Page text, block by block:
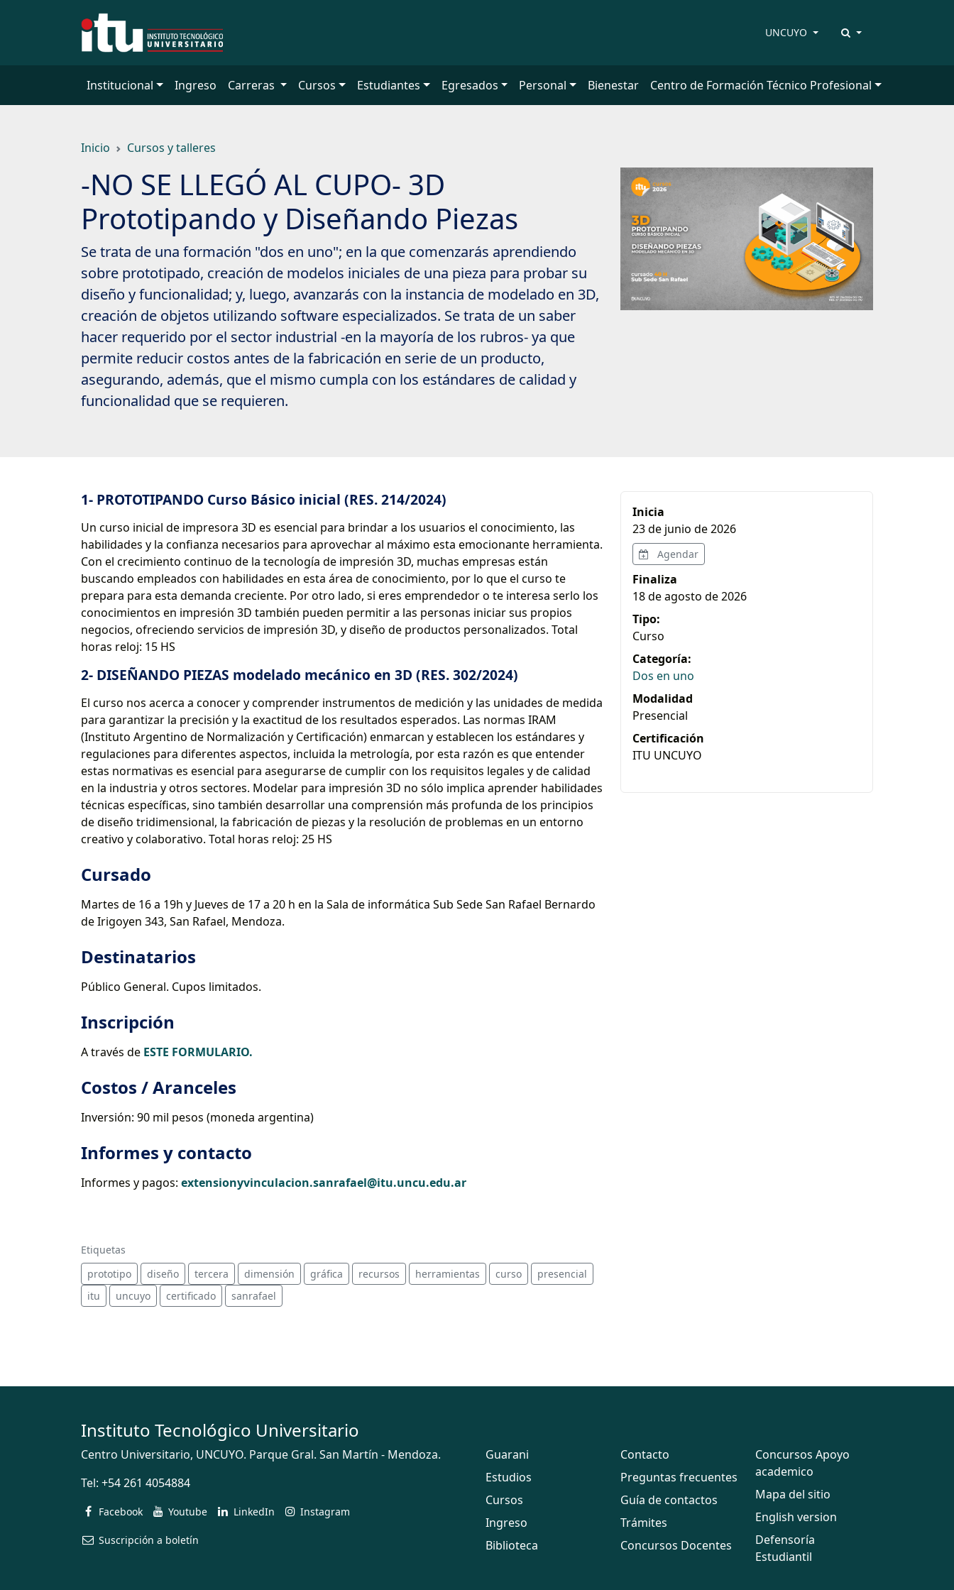
UNCUYO
Institucional Ingreso Carreras Cursos Estudiantes Egresados Personal Bienestar Centro de Formación Técnico Profesional
Inicio Cursos y talleres
-NO SE LLEGÓ AL CUPO- 3D
Prototipando y Diseñando Piezas
Se trata de una formación "dos en uno"; en la que comenzarás aprendiendo
sobre prototipado, creación de modelos iniciales de una pieza para probar su
diseño y funcionalidad; y, luego, avanzarás con la instancia de modelado en 3D,
creación de objetos utilizando software especializados. Se trata de un saber
hacer requerido por el sector industrial -en la mayoría de los rubros- ya que
permite reducir costos antes de la fabricación en serie de un producto,
asegurando, además, que el mismo cumpla con los estándares de calidad y
funcionalidad que se requieren.
1- PROTOTIPANDO Curso Básico inicial (RES. 214/2024)
Un curso inicial de impresora 3D es esencial para brindar a los usuarios el conocimiento, las
habilidades y la confianza necesarios para aprovechar al máximo esta emocionante herramienta.
Con el crecimiento continuo de la tecnología de impresión 3D, muchas empresas están
buscando empleados con habilidades en esta área de conocimiento, por lo que el curso te
prepara para esta demanda creciente. Por otro lado, si eres emprendedor o te interesa serlo los
conocimientos en impresión 3D también pueden permitir a las personas iniciar sus propios
negocios, ofreciendo servicios de impresión 3D, y diseño de productos personalizados. Total
horas reloj: 15 HS
2- DISEÑANDO PIEZAS modelado mecánico en 3D (RES. 302/2024)
El curso nos acerca a conocer y comprender instrumentos de medición y las unidades de medida
para garantizar la precisión y la exactitud de los resultados esperados. Las normas IRAM
(Instituto Argentino de Normalización y Certificación) enmarcan y establecen los estándares y
regulaciones para diferentes aspectos, incluida la metrología, por esta razón es que entender
estas normativas es esencial para asegurarse de cumplir con los requisitos legales y de calidad
en la industria y otros sectores. Modelar para impresión 3D no sólo implica aprender habilidades
técnicas específicas, sino también desarrollar una comprensión más profunda de los principios
de diseño tridimensional, la fabricación de piezas y la resolución de problemas en un entorno
creativo y colaborativo. Total horas reloj: 25 HS
Cursado
Martes de 16 a 19h y Jueves de 17 a 20 h en la Sala de informática Sub Sede San Rafael Bernardo
de Irigoyen 343, San Rafael, Mendoza.
Destinatarios
Público General. Cupos limitados.
Inscripción
A través de ESTE FORMULARIO.
Costos / Aranceles
Inversión: 90 mil pesos (moneda argentina)
Informes y contacto
Informes y pagos: extensionyvinculacion.sanrafael@itu.uncu.edu.ar
Etiquetas
prototipo
diseño tercera dimensión gráfica recursos herramientas curso
presencial
itu
uncuyo certificado sanrafael
Inicia
23 de junio de 2026
Agendar
Finaliza
18 de agosto de 2026
Tipo:
Curso
Categoría:
Dos en uno
Modalidad
Presencial
Certificación
ITU UNCUYO
Instituto Tecnológico Universitario
Centro Universitario, UNCUYO. Parque Gral. San Martín - Mendoza.
Tel: +54 261 4054884
Facebook Youtube LinkedIn Instagram
Suscripción a boletín
Guarani
Estudios
Cursos
Ingreso
Biblioteca
Contacto
Preguntas frecuentes
Guía de contactos
Trámites
Concursos Docentes
Concursos Apoyo
academico
Mapa del sitio
English version
Defensoría
Estudiantil